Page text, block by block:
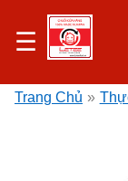
☰
Trang Chủ »